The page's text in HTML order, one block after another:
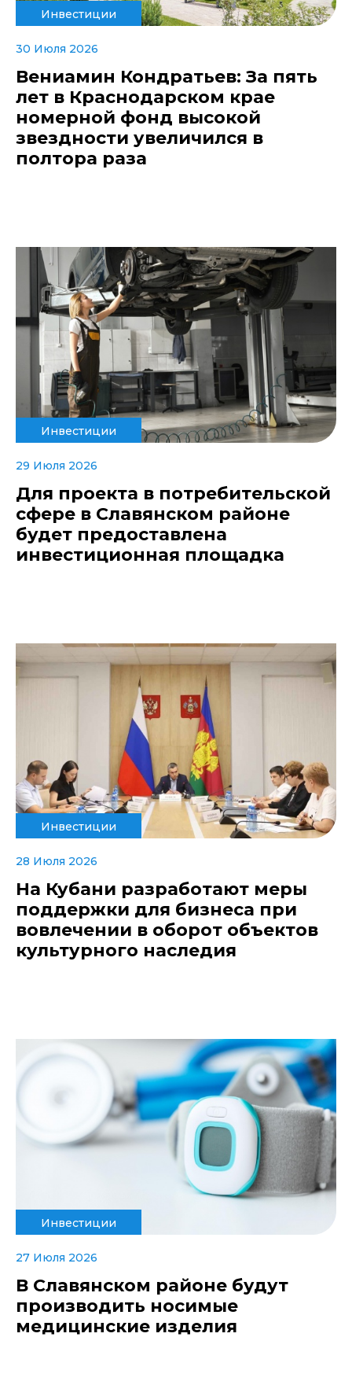
Инвестиции
30 Июля 2026
Вениамин Кондратьев: За пять
лет в Краснодарском крае
номерной фонд высокой
звездности увеличился в
полтора раза
Инвестиции
29 Июля 2026
Для проекта в потребительской
сфере в Славянском районе
будет предоставлена
инвестиционная площадка
Инвестиции
28 Июля 2026
На Кубани разработают меры
поддержки для бизнеса при
вовлечении в оборот объектов
культурного наследия
Инвестиции
27 Июля 2026
В Славянском районе будут
производить носимые
медицинские изделия